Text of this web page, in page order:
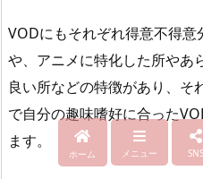
VODにもそれぞれ得意不得
や、アニメに特化した所やあ
良い所などの特徴があり、そ
で自分の趣味嗜好に合った
ます。
ホーム メニュー SNS